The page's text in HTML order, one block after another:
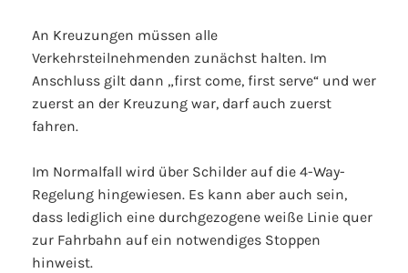
An Kreuzungen müssen alle
Verkehrsteilnehmenden zunächst halten. Im
Anschluss gilt dann „first come, first serve“ und wer
zuerst an der Kreuzung war, darf auch zuerst
fahren.
Im Normalfall wird über Schilder auf die 4-Way-
Regelung hingewiesen. Es kann aber auch sein,
dass lediglich eine durchgezogene weiße Linie quer
zur Fahrbahn auf ein notwendiges Stoppen
hinweist.